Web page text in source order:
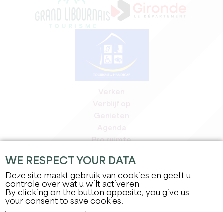
Pro ruimte
Pers ruimte
Banen & stages
Juridische informatie
Privacybeleid
WE RESPECT YOUR DATA
Deze site maakt gebruik van cookies en geeft u
controle over wat u wilt activeren
By clicking on the button opposite, you give us
your consent to save cookies.